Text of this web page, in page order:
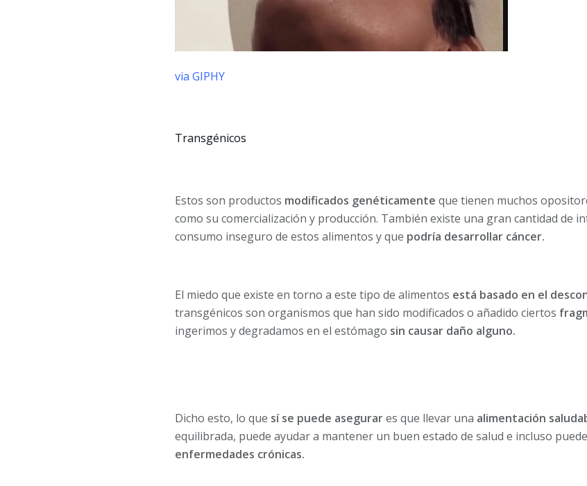
via GIPHY
Transgénicos
Estos son productos modificados genéticamente que tienen muchos
como su comercialización y producción. También existe una gran cantidad de
consumo inseguro de estos alimentos y que podría desarrollar cáncer.
El miedo que existe en torno a este tipo de alimentos está basado en el
transgénicos son organismos que han sido modificados o añadido ciertos
ingerimos y degradamos en el estómago sin causar daño alguno.
Dicho esto, lo que sí se puede asegurares que llevar una alimentación
equilibrada, puede ayudar a mantener un buen estado de salud e incluso puede
enfermedades crónicas.